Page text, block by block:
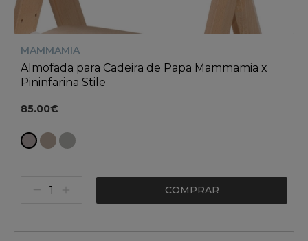
MAMMAMIA
Almofada para Cadeira de Papa Mammamia x
Pininfarina Stile
85.00€
COMPRAR